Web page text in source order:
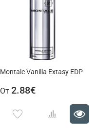
Montale Vanilla Extasy EDP
От 2.88€